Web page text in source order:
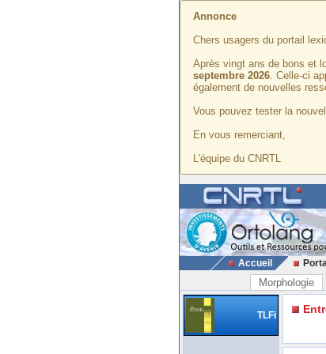
Annonce
Chers usagers du portail
Après vingt ans de bons et
septembre 2026. Celle-ci
également de nouvelles
Vous pouvez tester la
En vous remerciant,
L'équipe du CNRTL
Accueil
Morphologie
TLFi